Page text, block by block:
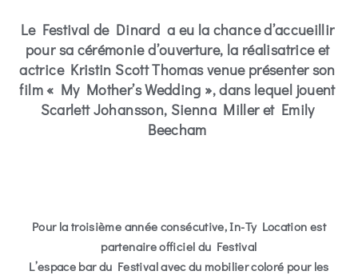
Le Festival de Dinard a eu la chance d’accueillir
pour sa cérémonie d’ouverture, la réalisatrice et
actrice Kristin Scott Thomasvenue présenter son
film « My Mother’s Wedding », dans lequel jouent
Scarlett Johansson, Sienna Miller et Emily
Beecham
Pour la troisième année consécutive,In-Ty Location est
partenaire officiel du Festival
L’espace bar du Festival avec du mobilier coloré pour les